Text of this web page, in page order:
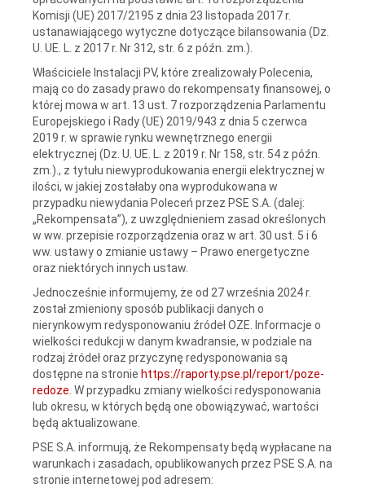
Komisji (UE) 2017/2195 z dnia 23 listopada 2017 r.
ustanawiającego wytyczne dotyczące bilansowania (Dz.
U. UE. L. z 2017 r. Nr 312, str. 6 z późn. zm.).
Właściciele Instalacji PV, które zrealizowały Polecenia,
mają co do zasady prawo do rekompensaty finansowej, o
której mowa w art. 13 ust. 7 rozporządzenia Parlamentu
Europejskiego i Rady (UE) 2019/943 z dnia 5 czerwca
2019 r. w sprawie rynku wewnętrznego energii
elektrycznej (Dz. U. UE. L. z 2019 r. Nr 158, str. 54 z późn.
zm.)., z tytułu niewyprodukowania energii elektrycznej w
ilości, w jakiej zostałaby ona wyprodukowana w
przypadku niewydania Poleceń przez PSE S.A. (dalej:
„Rekompensata”), z uwzględnieniem zasad określonych
w ww. przepisie rozporządzenia oraz w art. 30 ust. 5 i 6
ww. ustawy o zmianie ustawy – Prawo energetyczne
oraz niektórych innych ustaw.
Jednocześnie informujemy, że od 27 września 2024 r.
został zmieniony sposób publikacji danych o
nierynkowym redysponowaniu źródeł OZE. Informacje o
wielkości redukcji w danym kwadransie, w podziale na
rodzaj źródeł oraz przyczynę redysponowania są
dostępne na stronie https://raporty.pse.pl/report/poze-
redoze . W przypadku zmiany wielkości redysponowania
lub okresu, w których będą one obowiązywać, wartości
będą aktualizowane.
PSE S.A. informują, że Rekompensaty będą wypłacane na
warunkach i zasadach, opublikowanych przez PSE S.A. na
stronie internetowej pod adresem: